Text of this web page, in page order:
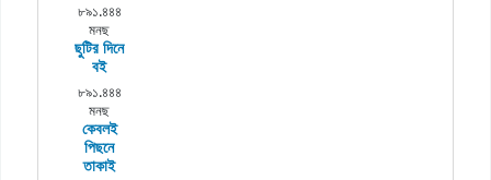
৮৯১.৪৪৪
মনছ
ছুটির দিনে
বই
৮৯১.৪৪৪
মনছ
কেবলই
পিছনে
তাকাই